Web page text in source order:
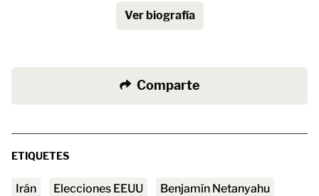
Ver biografía
Comparte
ETIQUETES
Irán Elecciones EEUU Benjamín Netanyahu